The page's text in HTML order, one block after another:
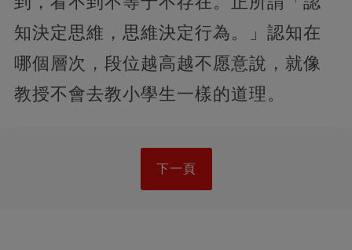
知決定思維，思維決定行為。」認知在
哪個層次，段位越高越不愿意說，就像
教授不會去教小學生一樣的道理。
下一頁